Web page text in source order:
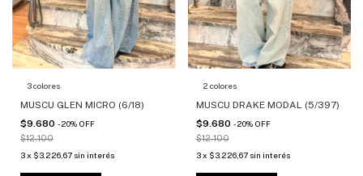
3 colores
MUSCU GLEN MICRO (6/18)
$9.680 -20% OFF
$12.100
3x $3.226,67 sin interés
2 colores
MUSCU DRAKE MODAL (5/397)
$9.680 -20% OFF
$12.100
3 x $3.226,67 sin interés